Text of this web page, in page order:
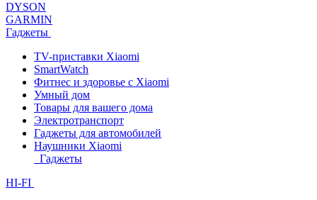
DYSON
GARMIN
Гаджеты
TV-приставки Xiaomi
SmartWatch
Фитнес и здоровье с Xiaomi
Умный дом
Товары для вашего дома
Электротранспорт
Гаджеты для автомобилей
Наушники Xiaomi
Гаджеты
HI-FI